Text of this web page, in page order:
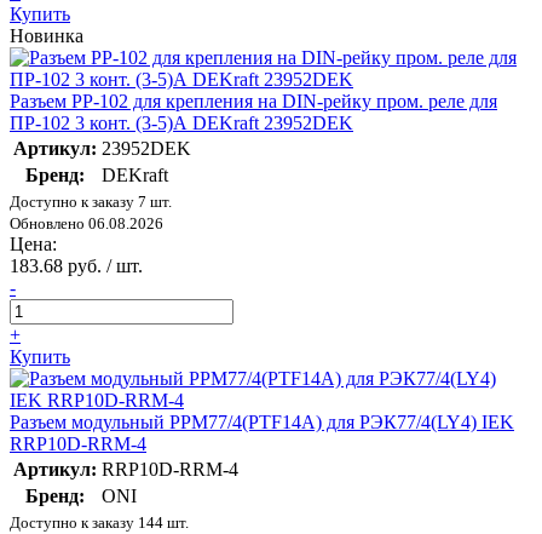
Купить
Новинка
Разъем РР-102 для крепления на DIN-рейку пром. реле для
ПР-102 3 конт. (3-5)А DEKraft 23952DEK
Артикул: 23952DEK
Бренд:
DEKraft
Доступно к заказу 7 шт.
Обновлено 06.08.2026
Цена:
183.68 руб. / шт.
-
+
Купить
Разъем модульный РРМ77/4(PTF14A) для РЭК77/4(LY4) IEK
RRP10D-RRM-4
Артикул: RRP10D-RRM-4
Бренд:
ONI
Доступно к заказу 144 шт.